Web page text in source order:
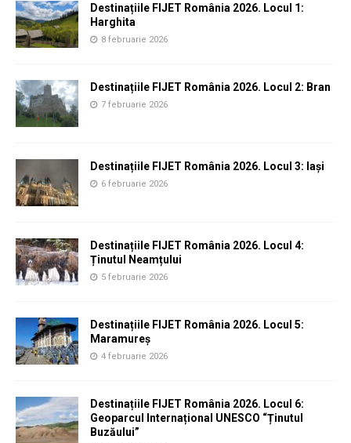
Destinațiile FIJET România 2026. Locul 1:
Harghita
8 februarie 2026
Destinațiile FIJET România 2026. Locul 2: Bran
7 februarie 2026
Destinațiile FIJET România 2026. Locul 3: Iași
6 februarie 2026
Destinațiile FIJET România 2026. Locul 4:
Ținutul Neamțului
5 februarie 2026
Destinațiile FIJET România 2026. Locul 5:
Maramureș
4 februarie 2026
Destinațiile FIJET România 2026. Locul 6:
Geoparcul Internațional UNESCO “Ținutul
Buzăului”